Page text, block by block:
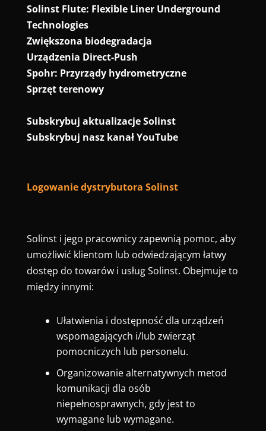
Solinst Flute: Flexible Liner Underground
Technologies
Zwiększona biodegradacja
Urządzenia Direct-Push
Spohr: Przyrządy hydrometryczne
Sprzęt terenowy
Subskrybuj aktualizacje Solinst
Subskrybuj nasz kanał YouTube
Logowanie dystrybutora Solinst
Solinst i jego pracownicy zapewnią pomoc, aby
umożliwić klientom lub odwiedzającym łatwy
dostęp do towarów i usług Solinst. Obejmuje to
między innymi:
Ułatwienia i dostępność dla urządzeń
wspomagających i/lub zwierząt
pomocniczych lub personelu.
Organizowanie alternatywnych metod
komunikacji dla osób
niepełnosprawnych, gdy jest to
wymagane lub wymagane.